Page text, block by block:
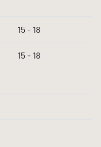
15 - 18
15 - 18